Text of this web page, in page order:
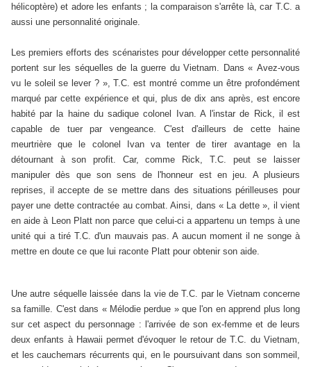
hélicoptère) et adore les enfants ; la comparaison s'arrête là, car T.C. a
aussi une personnalité originale.
Les premiers efforts des scénaristes pour développer cette personnalité
portent sur les séquelles de la guerre du Vietnam. Dans « Avez-vous
vu le soleil se lever ? », T.C. est montré comme un être profondément
marqué par cette expérience et qui, plus de dix ans après, est encore
habité par la haine du sadique colonel Ivan. A l'instar de Rick, il est
capable de tuer par vengeance. C'est d'ailleurs de cette haine
meurtrière que le colonel Ivan va tenter de tirer avantage en la
détournant à son profit. Car, comme Rick, T.C. peut se laisser
manipuler dès que son sens de l'honneur est en jeu. A plusieurs
reprises, il accepte de se mettre dans des situations périlleuses pour
payer une dette contractée au combat. Ainsi, dans « La dette », il vient
en aide à Leon Platt non parce que celui-ci a appartenu un temps à une
unité qui a tiré T.C. d'un mauvais pas. A aucun moment il ne songe à
mettre en doute ce que lui raconte Platt pour obtenir son aide.
Une autre séquelle laissée dans la vie de T.C. par le Vietnam concerne
sa famille. C'est dans « Mélodie perdue » que l'on en apprend plus long
sur cet aspect du personnage : l'arrivée de son ex-femme et de leurs
deux enfants à Hawaii permet d'évoquer le retour de T.C. du Vietnam,
et les cauchemars récurrents qui, en le poursuivant dans son sommeil,